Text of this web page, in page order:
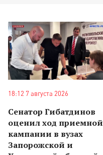
18:12 7 августа 2026
Сенатор Гибатдинов
оценил ход приемной
кампании в вузах
Запорожской и